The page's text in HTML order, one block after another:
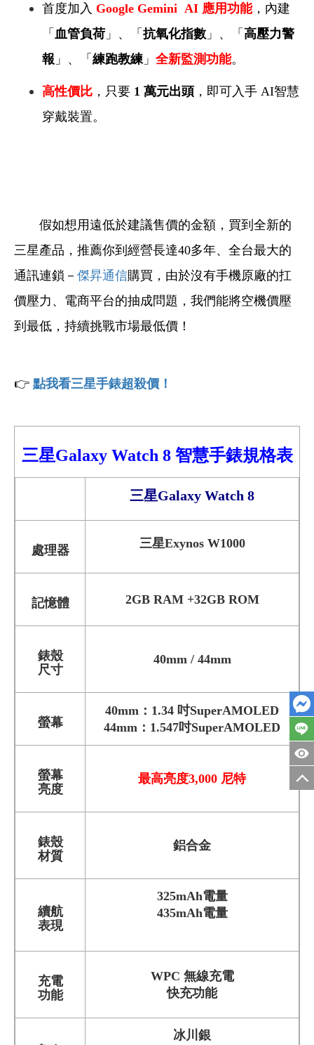
首度加入 Google Gemini AI 應用功能 ，內建
「 血管負荷 」、「 抗氧化指數 」、 「 高壓力警
報 」、「 練跑教練 」 全新監測功能。
高性價比 ，只要 1 萬元出頭，即可入手 AI智慧
穿戴裝置。
假如想用遠低於建議售價的金額，買到全新的
三星產品，推薦你到經營長達40多年、全台最大的
通訊連鎖－ 傑昇通信購買，由於沒有手機原廠的扛
價壓力、電商平台的抽成問題，我們能將空機價壓
到最低，持續挑戰市場最低價！
👉 點我看三星手錶超殺價！
三星Galaxy Watch 8 智慧手錶規格表
三星Galaxy Watch 8
處理器 三星Exynos W1000
記憶體 2GB RAM +32GB ROM
錶殼
尺寸
40mm / 44mm
螢幕
40mm：1.34 吋SuperAMOLED
44mm：1.547吋SuperAMOLED
螢幕
亮度
最高亮度3,000 尼特
錶殼
材質
鋁合金
續航
表現
325mAh電量
435mAh電量
充電
功能
WPC 無線充電
快充功能
冰川銀